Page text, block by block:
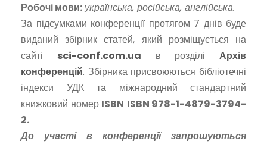
Робочі мови: українська, російська, англійська.
За підсумками конференції протягом 7 днів буде
виданий збірник статей, який розміщується на
сайті sci-conf.com.ua в розділі Архів
конференцій. Збірника присвоюються бібліотечні
індекси УДК та міжнародний стандартний
книжковий номер ISBN ISBN 978-1-4879-3794-
2.
До участі в конференції запрошуються